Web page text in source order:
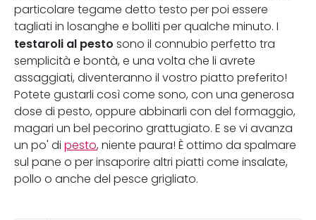
particolare tegame detto testo per poi essere
tagliati in losanghe e bolliti per qualche minuto. I
testaroli al pesto sono il connubio perfetto tra
semplicità e bontà, e una volta che li avrete
assaggiati, diventeranno il vostro piatto preferito!
Potete gustarli così come sono, con una generosa
dose di pesto, oppure abbinarli con del formaggio,
magari un bel pecorino grattugiato. E se vi avanza
un po' di pesto, niente paura! È ottimo da spalmare
sul pane o per insaporire altri piatti come insalate,
pollo o anche del pesce grigliato.